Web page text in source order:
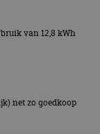
van 12,8 kWh
net zo goedkoop